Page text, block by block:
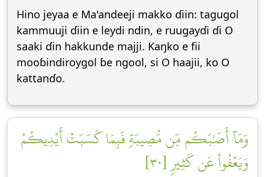
Hino jeyaa e Ma'andeeji makko ɗiin: tagugol
kammuuji ɗiin e leydi ndin, e ruugayɗi ɗi O
saaki ɗin hakkunde majji. Kaŋko e fii
mooɓindiroygol ɓe ngool, si O haajii, ko O
kattanɗo.
وَمَآ أَصَٰبَكُم مِّن مُّصِيبَةٖ فَبِمَا كَسَبَتۡ أَيۡدِيكُمۡ
وَيَعۡفُواْ عَن كَثِيرٖ [٣٠]